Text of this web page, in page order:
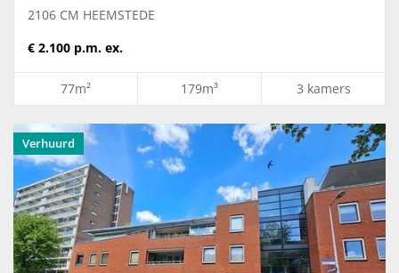
2106 CM HEEMSTEDE
€ 2.100 p.m. ex.
77m² 179m³ 3 kamers
Verhuurd